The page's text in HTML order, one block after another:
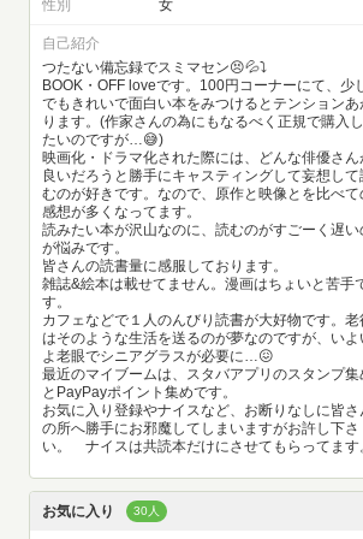
性別 女
自己紹介
つたない備忘録でスミマセン😣💦⤵
BOOK・OFF loveです。100円コーナーにて、少
でもきれいで面白い本をみつけるとテンションあ
ります。(作家さんの為にもなるべく正規で購入し
たいのですが…😅)
映画化・ドラマ化された際には、どんな俳優さん
良いだろうと勝手にキャスティングして妄想して
むのが好きです。なので、原作と映像とを比べて
感想が多くなってます。
読みたい本が沢山なのに、読むのがすごーく遅い
が悩みです。
皆さんの読書量に感服しております。
雑誌&絵本は載せてません。漫画はちょいと苦手
す。
カフェなどで１人のんびり読書が大好物です。老
はそのような生活を送るのが夢なのですが、いよ
よ老眼でシニアグラスが必要に…😖
最近のマイブームは、スタバアプリのスタンプ集
とPayPayポイント集めです。
お気に入り登録やナイスなど、お断りなしに皆さ
の所へ勝手にお邪魔してしまいますがお許し下さ
い。 ナイスは共読本だけにさせてもらってます
お気に入り 30人